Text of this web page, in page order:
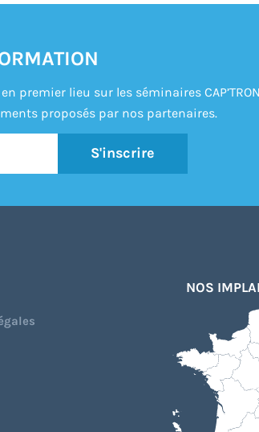
premier lieu sur les séminaires
proposés par nos partenaires.
S'inscrire
NOS